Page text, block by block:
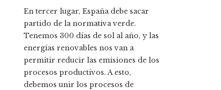
En tercer lugar, España debe sacar
partido de la normativa verde.
Tenemos 300 días de sol al año, y las
energías renovables nos van a
permitir reducir las emisiones de los
procesos productivos. A esto,
debemos unir los procesos de